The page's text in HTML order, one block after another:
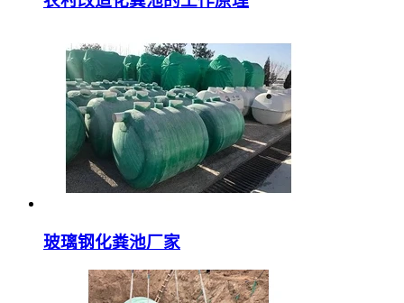
玻璃钢化粪池厂家